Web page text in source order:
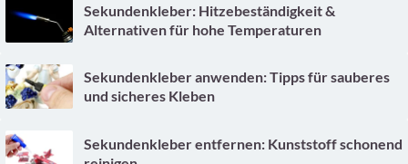
Sekundenkleber: Hitzebeständigkeit &
Alternativen für hohe Temperaturen
Sekundenkleber anwenden: Tipps für sauberes
und sicheres Kleben
Sekundenkleber entfernen: Kunststoff schonend